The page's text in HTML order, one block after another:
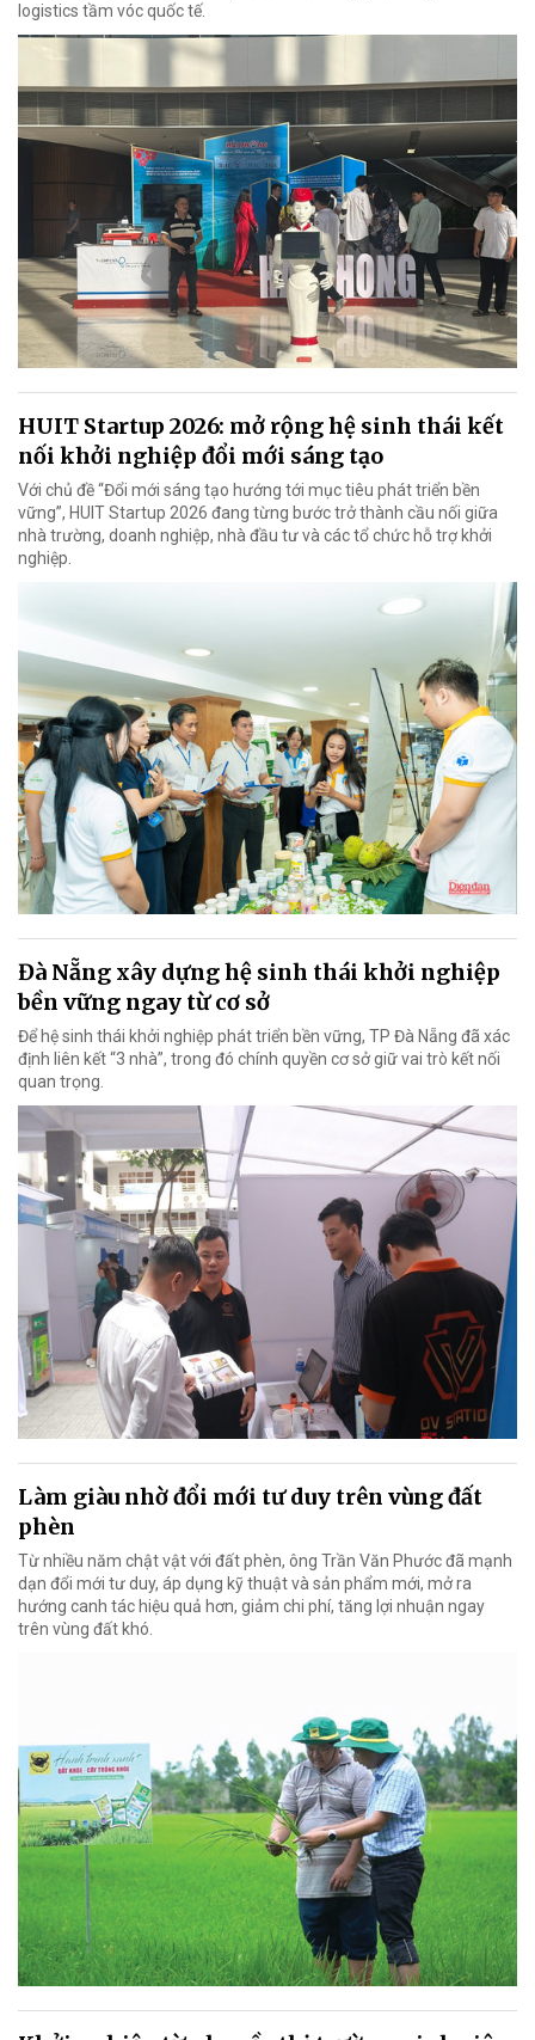
logistics tầm vóc quốc tế.
HUIT Startup 2026: mở rộng hệ sinh thái kết
nối khởi nghiệp đổi mới sáng tạo
Với chủ đề “Đổi mới sáng tạo hướng tới mục tiêu phát triển bền
vững”, HUIT Startup 2026 đang từng bước trở thành cầu nối giữa
nhà trường, doanh nghiệp, nhà đầu tư và các tổ chức hỗ trợ khởi
nghiệp.
Đà Nẵng xây dựng hệ sinh thái khởi nghiệp
bền vững ngay từ cơ sở
Để hệ sinh thái khởi nghiệp phát triển bền vững, TP Đà Nẵng đã xác
định liên kết “3 nhà”, trong đó chính quyền cơ sở giữ vai trò kết nối
quan trọng.
Làm giàu nhờ đổi mới tư duy trên vùng đất
phèn
Từ nhiều năm chật vật với đất phèn, ông Trần Văn Phước đã mạnh
dạn đổi mới tư duy, áp dụng kỹ thuật và sản phẩm mới, mở ra
hướng canh tác hiệu quả hơn, giảm chi phí, tăng lợi nhuận ngay
trên vùng đất khó.